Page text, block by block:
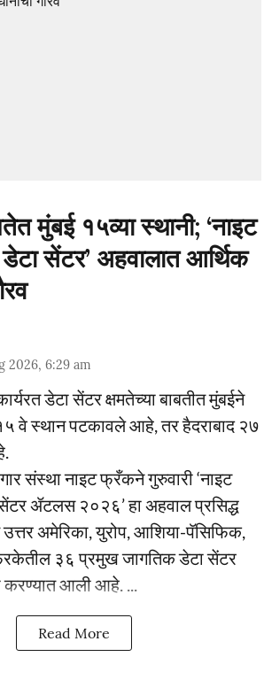
मुंबई १५व्या स्थानी; ‘नाइट
सेंटर’ अहवालात आर्थिक
2026, 6:29 am
डेटा सेंटर क्षमतेच्या बाबतीत मुंबईने
वे स्थान पटकावले आहे, तर हैदराबाद २७
संस्था नाइट फ्रँकने गुरुवारी ‘नाइट
ॲटलस २०२६’ हा अहवाल प्रसिद्ध
अमेरिका, युरोप, आशिया-पॅसिफिक,
३६ प्रमुख जागतिक डेटा सेंटर
करण्यात आली आहे. ...
Read More